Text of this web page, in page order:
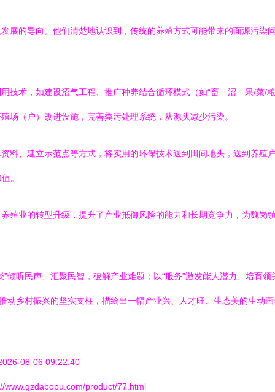
的导向。他们清楚地认识到，传统的养殖方式可能带来的面源污染
技术，如建设沼气工程、推广种养结合循环模式（如“畜—沼—果/菜/
（户）改进设施，完善粪污处理系统，从源头减少污染。
、建立示范点等方式，将实用的环保技术送到田间地头，送到养殖
。
业的转型升级，提升了产业抵御风险的能力和长期竞争力，为魏岗
听民声、汇聚民智，破解产业难题；以“服务”激发能人潜力、培育领
乡村振兴的坚实支柱，描绘出一幅产业兴、人才旺、生态美的生动
08-06 09:22:40
www.gzdabopu.com/product/77.html